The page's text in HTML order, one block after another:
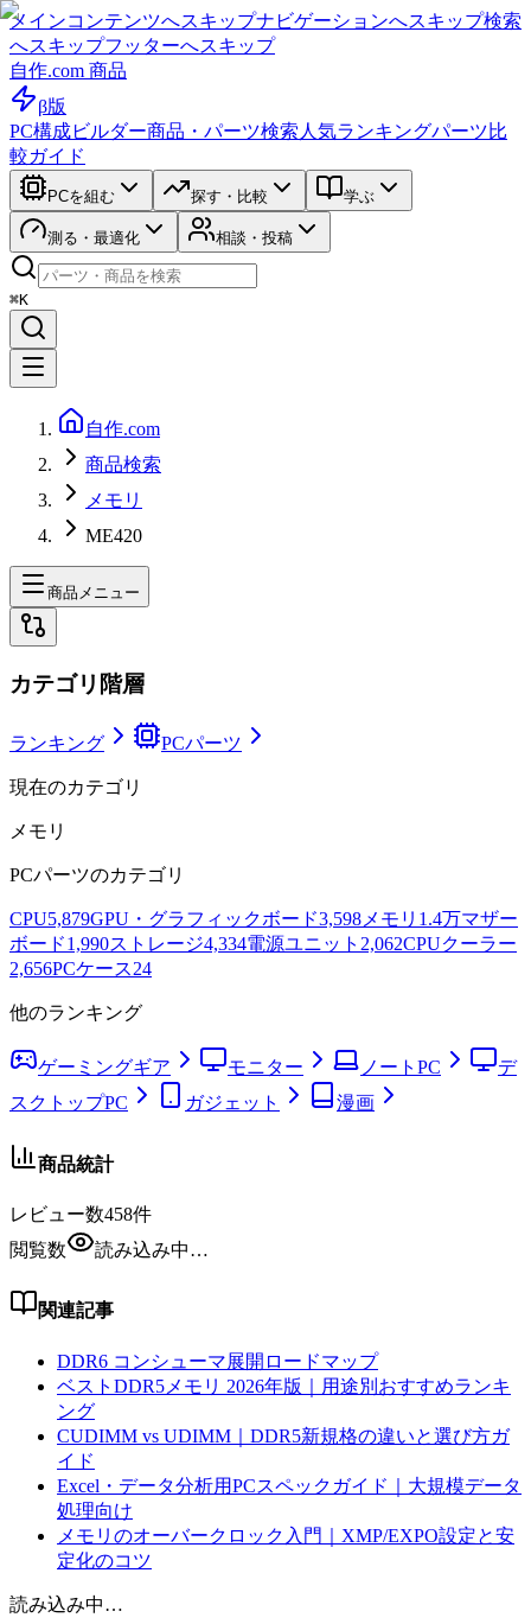
メインコンテンツへスキップナビゲーションへスキップ検索
へスキップフッターへスキップ
自作.com 商品
β版
PC構成ビルダー商品・パーツ検索 人気ランキングパーツ比
較ガイド
PCを組む 探す・比較 学ぶ
測る・最適化 相談・投稿
⌘K
自作.com
商品検索
メモリ
ME420
商品メニュー
カテゴリ階層
ランキング PCパーツ
現在のカテゴリ
メモリ
PCパーツのカテゴリ
CPU5,879GPU・グラフィックボード3,598メモリ 1.4万マザー
ボード1,990ストレージ4,334電源ユニット 2,062CPUクーラー
2,656PCケース24
他のランキング
ゲーミングギア モニター ノートPC
デ
スクトップPC
ガジェット 漫画
商品統計
レビュー数458件
閲覧数
読み込み中…
関連記事
DDR6 コンシューマ展開ロードマップ
ベストDDR5メモリ 2026年版｜用途別おすすめランキ
ング
CUDIMM vs UDIMM｜DDR5新規格の違いと選び方ガ
イド
Excel・データ分析用PCスペックガイド｜大規模データ
処理向け
メモリのオーバークロック入門｜XMP/EXPO設定と安
定化のコツ
読み込み中…